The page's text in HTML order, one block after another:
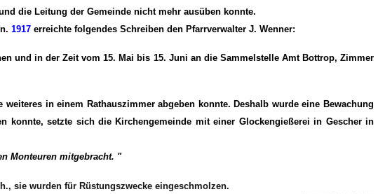
die Leitung der Gemeinde nicht mehr ausüben konnte.
1917 erreichte folgendes Schreiben den Pfarrverwalter J. Wenner:
und in der Zeit vom 15. Mai bis 15. Juni an die Sammelstelle Amt Bottrop, Zimmer
in einem Rathauszimmer abgeben konnte. Deshalb wurde eine Bewachung
konnte, setzte sich die Kirchengemeinde mit einer Glockengießerei in Gescher in
Monteuren mitgebracht. "
sie wurden für Rüstungszwecke eingeschmolzen.